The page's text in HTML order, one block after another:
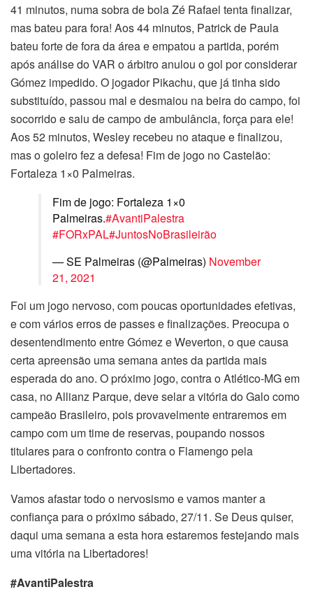
41 minutos, numa sobra de bola Zé Rafael tenta finalizar,
mas bateu para fora! Aos 44 minutos, Patrick de Paula
bateu forte de fora da área e empatou a partida, porém
após análise do VAR o árbitro anulou o gol por considerar
Gómez impedido. O jogador Pikachu, que já tinha sido
substituído, passou mal e desmaiou na beira do campo, foi
socorrido e saiu de campo de ambulância, força para ele!
Aos 52 minutos, Wesley recebeu no ataque e finalizou,
mas o goleiro fez a defesa! Fim de jogo no Castelão:
Fortaleza 1×0 Palmeiras.
Fim de jogo: Fortaleza 1×0
Palmeiras.#AvantiPalestra
#FORxPAL#JuntosNoBrasileirão
— SE Palmeiras (@Palmeiras) November
21, 2021
Foi um jogo nervoso, com poucas oportunidades efetivas,
e com vários erros de passes e finalizações. Preocupa o
desentendimento entre Gómez e Weverton, o que causa
certa apreensão uma semana antes da partida mais
esperada do ano. O próximo jogo, contra o Atlético-MG em
casa, no Allianz Parque, deve selar a vitória do Galo como
campeão Brasileiro, pois provavelmente entraremos em
campo com um time de reservas, poupando nossos
titulares para o confronto contra o Flamengo pela
Libertadores.
Vamos afastar todo o nervosismo e vamos manter a
confiança para o próximo sábado, 27/11. Se Deus quiser,
daqui uma semana a esta hora estaremos festejando mais
uma vitória na Libertadores!
#AvantiPalestra